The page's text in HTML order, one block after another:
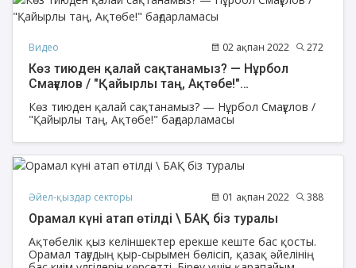
Видео 02 ақпан 2022 272
Көз тиюден қалай сақтанамыз? — Нұрбол
Смағұлов / "Қайырлы таң, Ақтөбе!"
Көз тиюден қалай сақтанамыз? — Нұрбол Смағұлов /
"Қайырлы таң, Ақтөбе!" бағдарламасы
Әйел-қыздар секторы 01 ақпан 2022 388
Орамал күні атап өтілді \ БАҚ біз туралы
Ақтөбелік қыз келіншектер ерекше кеште бас қосты.
Орамал тағудың қыр-сырымен бөлісіп, қазақ әйелінің